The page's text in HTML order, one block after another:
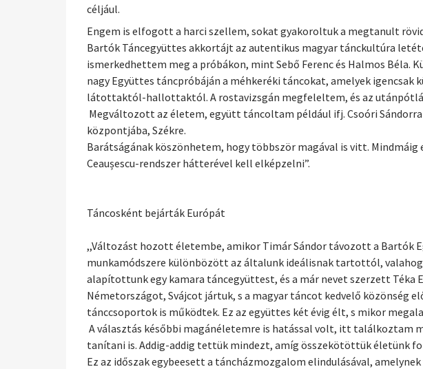
céljául.
Engem is elfogott a harci szellem, sokat gyakoroltuk a megtanult
Bartók Táncegyüttes akkortájt az autentikus magyar tánckultúra
ismerkedhettem meg a próbákon, mint Sebő Ferenc és Halmos
nagy Együttes táncpróbáján a méhkeréki táncokat, amelyek igencsak
látottaktól-hallottaktól. A rostavizsgán megfeleltem, és az
Megváltozott az életem, együtt táncoltam például ifj. Csoóri
központjába, Székre.
Barátságának köszönhetem, hogy többször magával is vitt.
Ceaușescu-rendszer hátterével kell elképzelni”.
Táncosként bejárták Európát
,,Változást hozott életembe, amikor Timár Sándor távozott a Bartók
munkamódszere különbözött az általunk ideálisnak tartottól,
alapítottunk egy kamara táncegyüttest, és a már nevet szerzett
Németországot, Svájcot jártuk, s a magyar táncot kedvelő közönség
tánccsoportok is működtek. Ez az együttes két évig élt, s mikor
A választás későbbi magánéletemre is hatással volt, itt találkoztam
tanítani is. Addig-addig tettük mindezt, amíg összekötöttük életünk
Ez az időszak egybeesett a táncházmozgalom elindulásával,